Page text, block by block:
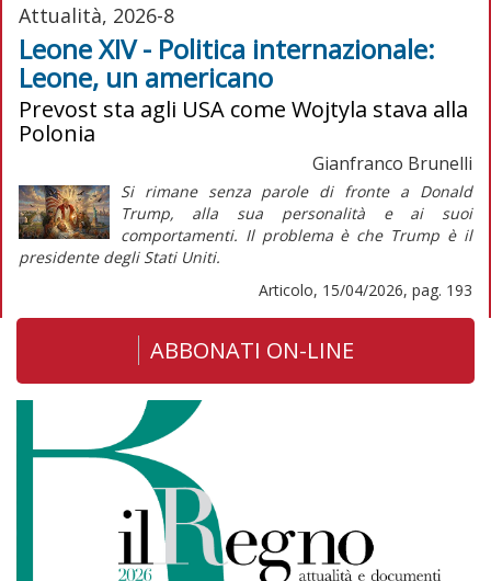
Attualità, 2026-8
Leone XIV - Politica internazionale:
Leone, un americano
Prevost sta agli USA come Wojtyla stava alla
Polonia
Gianfranco Brunelli
Si rimane senza parole di fronte a Donald
Trump, alla sua personalità e ai suoi
comportamenti. Il problema è che Trump è il
presidente degli Stati Uniti.
Articolo, 15/04/2026, pag. 193
ABBONATI ON-LINE